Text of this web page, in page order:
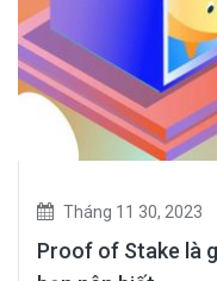
Tháng 11 30, 2023
Proof of Stake là